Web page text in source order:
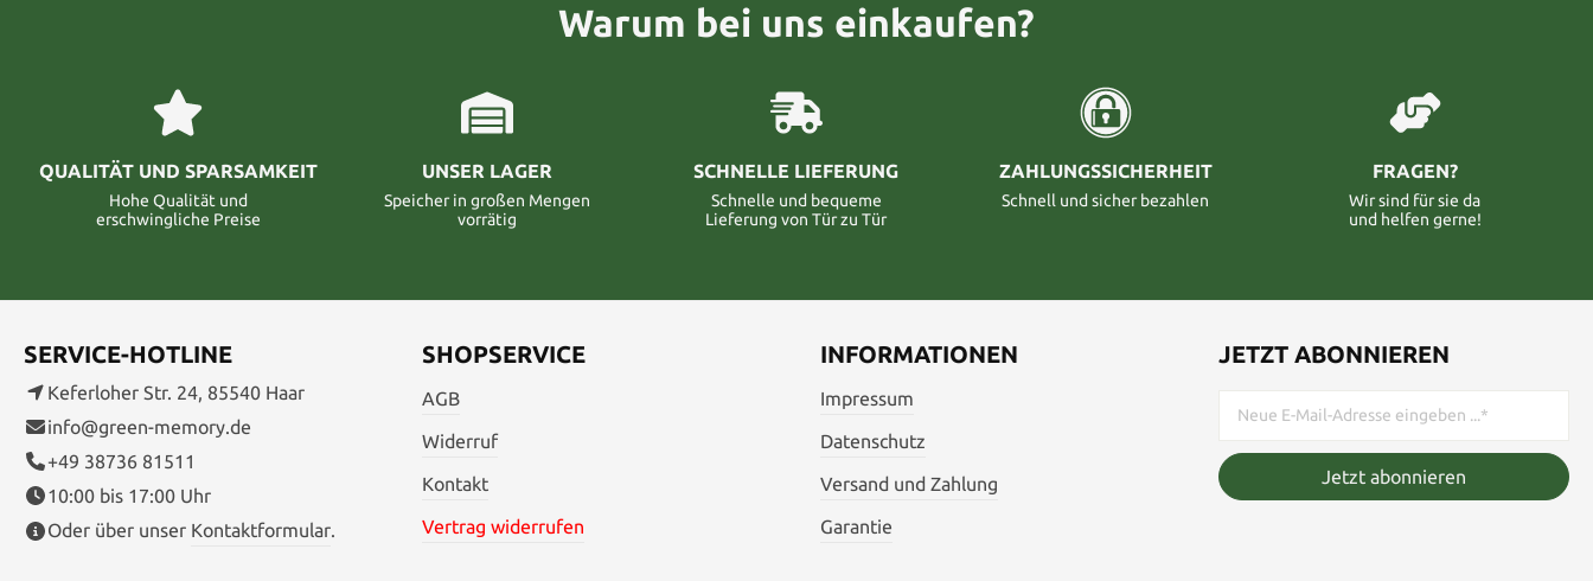
Warum bei uns einkaufen?
QUALITÄT UND SPARSAMKEIT
Hohe Qualität und
erschwingliche Preise
UNSER LAGER
Speicher in großen Mengen
vorrätig
SCHNELLE LIEFERUNG
Schnelle und bequeme
Lieferung von Tür zu Tür
ZAHLUNGSSICHERHEIT
Schnell und sicher bezahlen
FRAGEN?
Wir sind für sie da
und helfen gerne!
SERVICE-HOTLINE
Keferloher Str. 24, 85540 Haar
info@green-memory.de
+49 38736 81511
10:00 bis 17:00 Uhr
Oder über unser Kontaktformular.
SHOPSERVICE
AGB
Widerruf
Kontakt
Vertrag widerrufen
INFORMATIONEN
Impressum
Datenschutz
Versand und Zahlung
Garantie
JETZT ABONNIEREN
Jetzt abonnieren